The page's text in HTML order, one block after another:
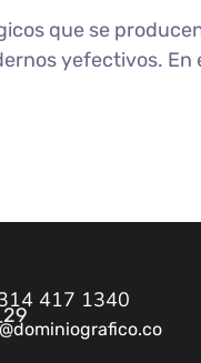
que se
yefectivos. En
417 1340